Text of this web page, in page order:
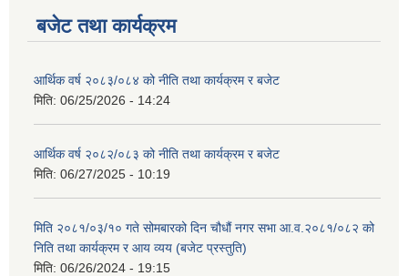
बजेट तथा कार्यक्रम
आर्थिक वर्ष २०८३/०८४ को नीति तथा कार्यक्रम र बजेट
मिति: 06/25/2026 - 14:24
आर्थिक वर्ष २०८२/०८३ को नीति तथा कार्यक्रम र बजेट
मिति: 06/27/2025 - 10:19
मिति २०८१/०३/१० गते सोमबारको दिन चौधौं नगर सभा आ.व.२०८१/०८२ को
निति तथा कार्यक्रम र आय व्यय (बजेट प्रस्तुति)
मिति: 06/26/2024 - 19:15